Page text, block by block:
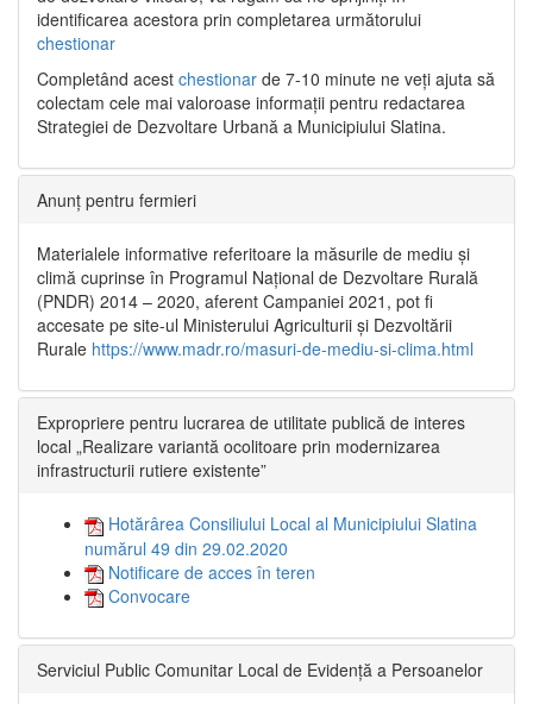
identificarea acestora prin completarea următorului
chestionar
Completând acest chestionar de 7-10 minute ne veți ajuta să
colectam cele mai valoroase informații pentru redactarea
Strategiei de Dezvoltare Urbană a Municipiului Slatina.
Anunț pentru fermieri
Materialele informative referitoare la măsurile de mediu și
climă cuprinse în Programul Național de Dezvoltare Rurală
(PNDR) 2014 – 2020, aferent Campaniei 2021, pot fi
accesate pe site-ul Ministerului Agriculturii și Dezvoltării
Rurale https://www.madr.ro/masuri-de-mediu-si-clima.html
Expropriere pentru lucrarea de utilitate publică de interes
local „Realizare variantă ocolitoare prin modernizarea
infrastructurii rutiere existente”
Hotărârea Consiliului Local al Municipiului Slatina
numărul 49 din 29.02.2020
Notificare de acces în teren
Convocare
Serviciul Public Comunitar Local de Evidență a Persoanelor